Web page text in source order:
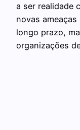
a ser realidade
novas
longo prazo,
organizações